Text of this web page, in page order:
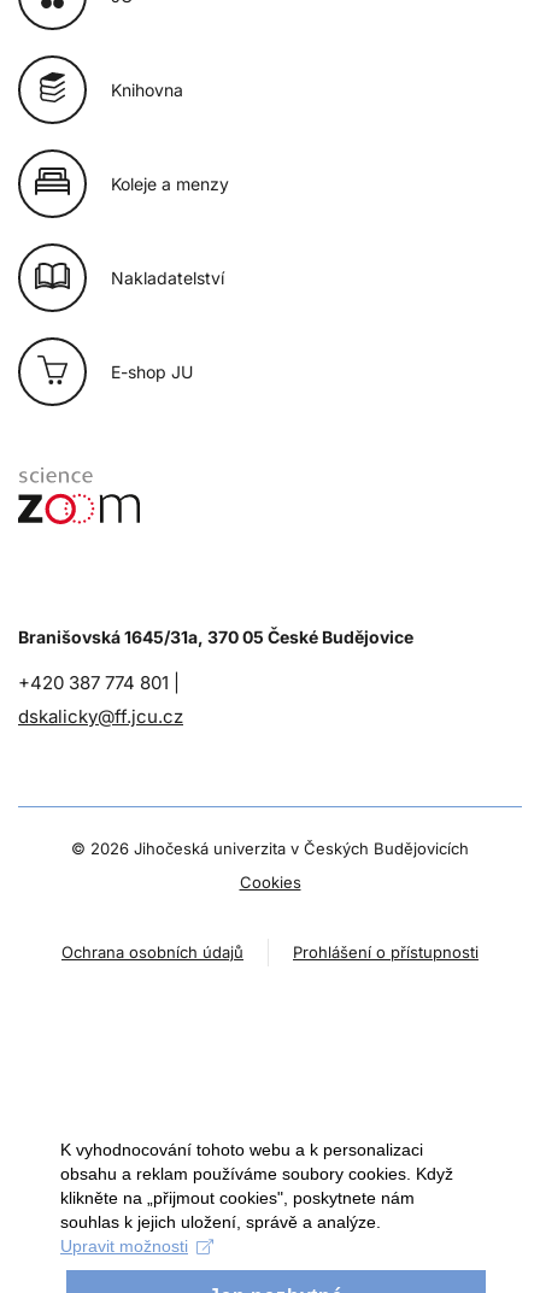
Knihovna
Koleje a menzy
Nakladatelství
E-shop JU
Branišovská 1645/31a, 370 05 České Budějovice
+420 387 774 801 |
dskalicky@ff.jcu.cz
© 2026 Jihočeská univerzita v Českých Budějovicích
Cookies
Ochrana osobních údajů Prohlášení o přístupnosti
K vyhodnocování tohoto webu a k personalizaci
obsahu a reklam používáme soubory cookies. Když
klikněte na „přijmout cookies", poskytnete nám
souhlas k jejich uložení, správě a analýze.
Upravit možnosti